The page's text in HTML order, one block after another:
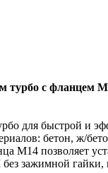
турбо с фланцем
для быстрой и
бетон, ж/
М14 позволяет
зажимной гайки,